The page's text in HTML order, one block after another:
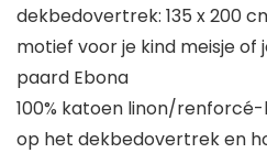
dekbedovertrek: 135 x 200
motief voor je kind meisje of
paard Ebona
100% katoen linon/
op het dekbedovertrek en